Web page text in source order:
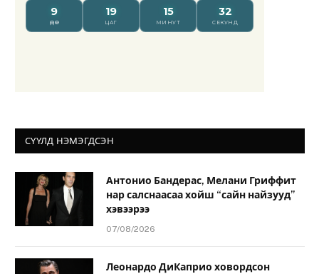
СҮҮЛД НЭМЭГДСЭН
Антонио Бандерас, Мелани Гриффит
нар салснаасаа хойш “сайн найзууд”
хэвээрээ
07/08/2026
Леонардо ДиКаприо ховордсон